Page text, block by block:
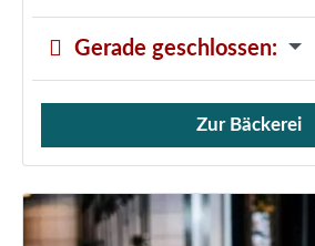
Gerade geschlossen:
Verkauf von Brötchen,
Zur Bäckerei